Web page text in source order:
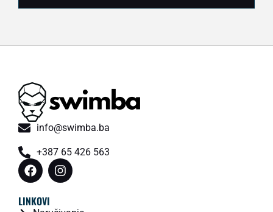
info@swimba.ba
+387 65 426 563
LINKOVI